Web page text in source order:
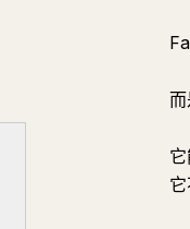
▫️ Fable 5 的真实身份是“执
▫️ 执行能力越强，“方向”的
而
它